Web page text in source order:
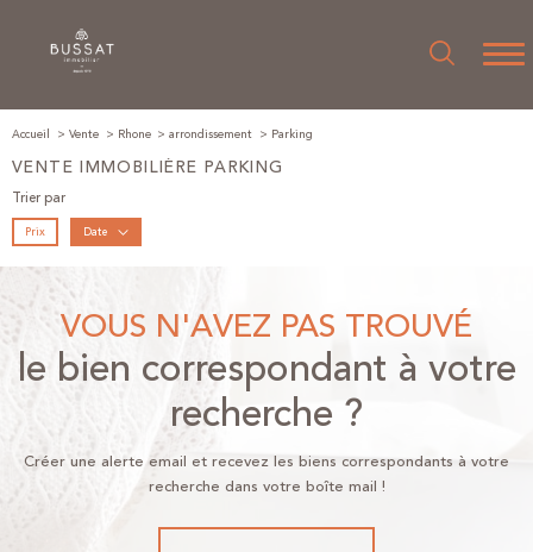
Accueil Vente Rhone arrondissement Parking
VENTE IMMOBILIÈRE PARKING
Trier par
Prix Date
VOUS N'AVEZ PAS TROUVÉ
le bien correspondant à votre
recherche ?
Créer une alerte email et recevez les biens correspondants à votre
recherche dans votre boîte mail !